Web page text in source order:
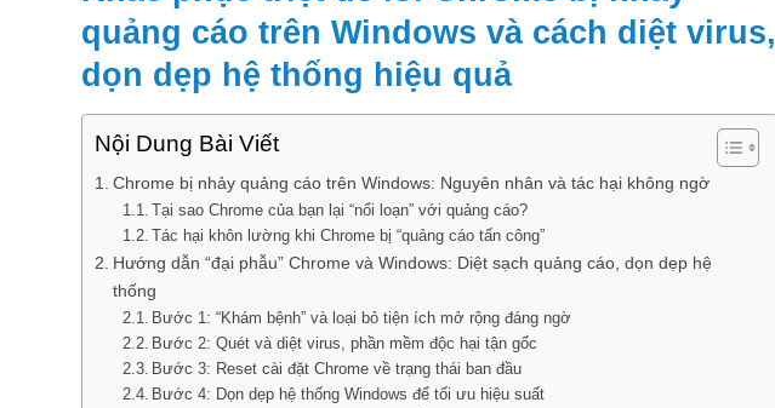
quảng cáo trên Windows và cách diệt virus,
dọn dẹp hệ thống hiệu quả
Nội Dung Bài Viết
Chrome bị nhảy quảng cáo trên Windows: Nguyên nhân và tác hại không ngờ
Tại sao Chrome của bạn lại “nổi loạn” với quảng cáo?
Tác hại khôn lường khi Chrome bị “quảng cáo tấn công”
Hướng dẫn “đại phẫu” Chrome và Windows: Diệt sạch quảng cáo, dọn dẹp hệ
thống
Bước 1: “Khám bệnh” và loại bỏ tiện ích mở rộng đáng ngờ
Bước 2: Quét và diệt virus, phần mềm độc hại tận gốc
Bước 3: Reset cài đặt Chrome về trạng thái ban đầu
Bước 4: Dọn dẹp hệ thống Windows để tối ưu hiệu suất